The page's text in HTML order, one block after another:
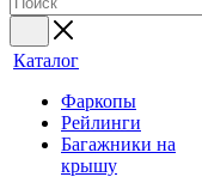
Каталог
Фаркопы
Рейлинги
Багажники на
крышу